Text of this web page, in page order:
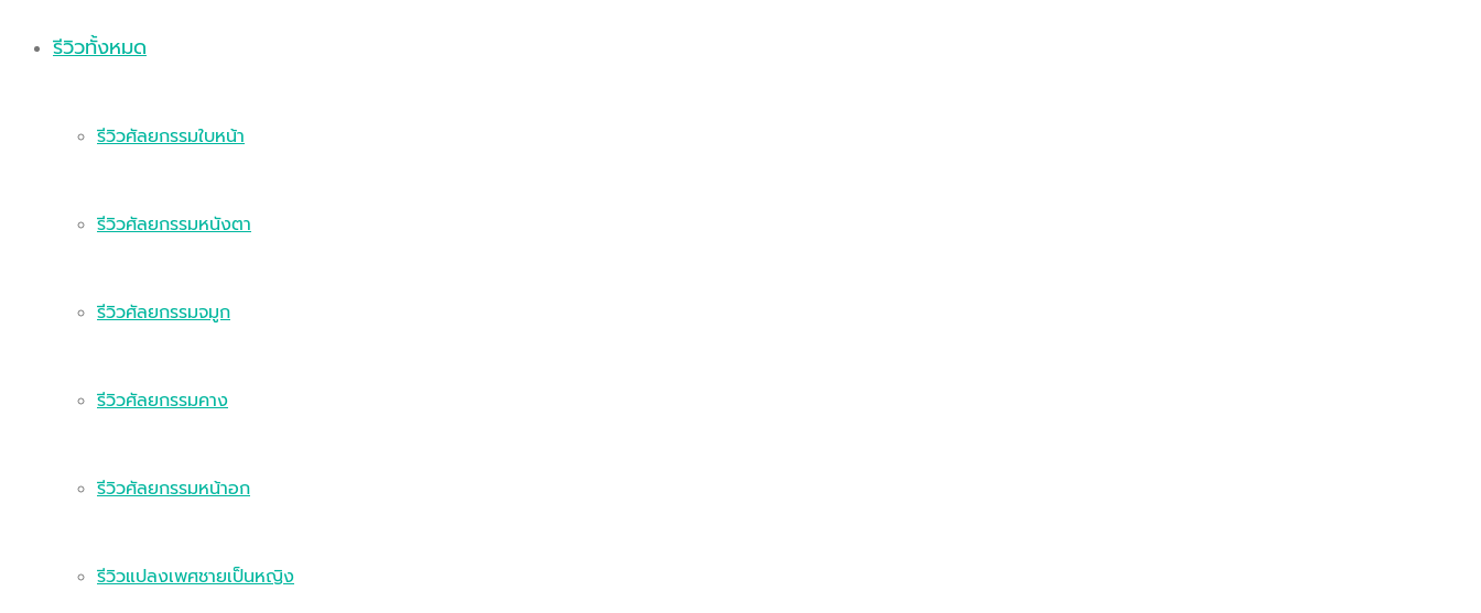
รีวิวทั้งหมด
รีวิวศัลยกรรมใบหน้า
รีวิวศัลยกรรมหนังตา
รีวิวศัลยกรรมจมูก
รีวิวศัลยกรรมคาง
รีวิวศัลยกรรมหน้าอก
รีวิวแปลงเพศชายเป็นหญิง